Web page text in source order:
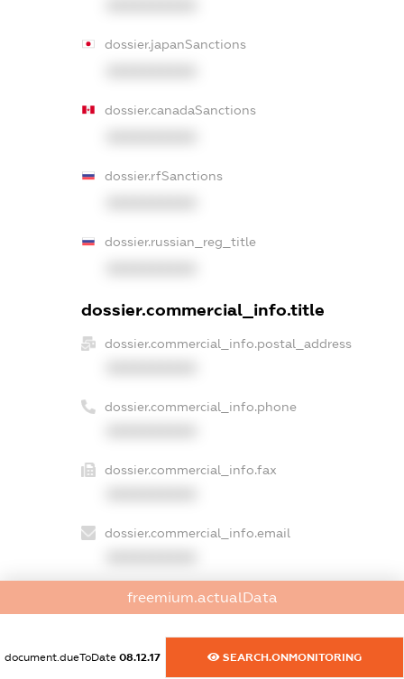
dossier.japanSanctions
dossier.canadaSanctions
dossier.rfSanctions
dossier.russian_reg_title
dossier.commercial_info.title
dossier.commercial_info.postal_address
dossier.commercial_info.phone
dossier.commercial_info.fax
dossier.commercial_info.email
dossier.commercial_info.website
dossier.commercial_info.activity
freemium.actualData
document.dueToDate 08.12.17 SEARCH.ONMONITORING